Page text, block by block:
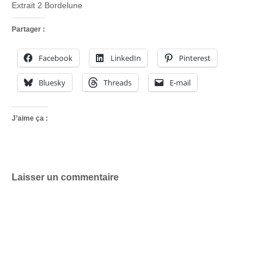
Extrait 2 Bordelune
Partager :
Facebook LinkedIn Pinterest
Bluesky Threads E-mail
J’aime ça :
Laisser un commentaire